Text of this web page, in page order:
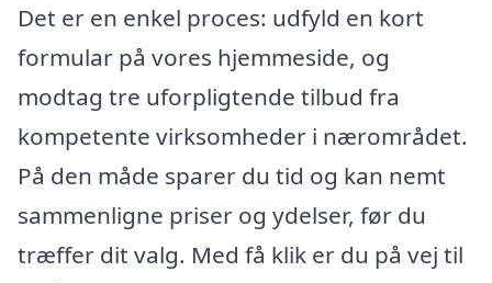
Det er en enkel proces: udfyld en kort
formular på vores hjemmeside, og
modtag tre uforpligtende tilbud fra
kompetente virksomheder i nærområdet.
På den måde sparer du tid og kan nemt
sammenligne priser og ydelser, før du
træffer dit valg. Med få klik er du på vej til